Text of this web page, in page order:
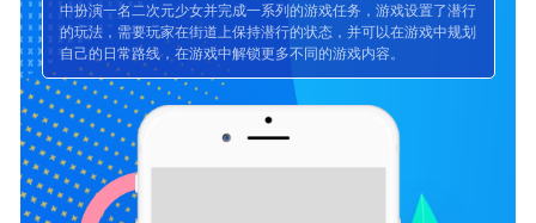
中扮演一名二次元少女并完成一系列的游戏任务，游戏设置了潜行
的玩法，需要玩家在街道上保持潜行的状态，并可以在游戏中规划
自己的日常路线，在游戏中解锁更多不同的游戏内容。